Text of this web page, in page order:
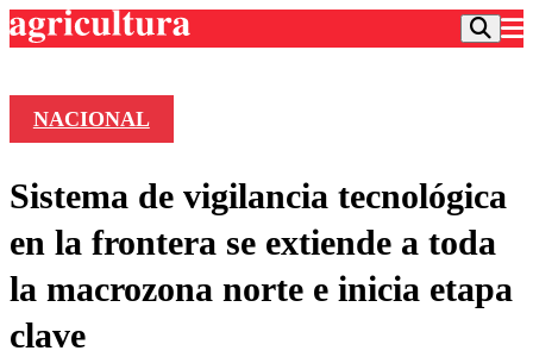
Frecuencias
Agricultura TV
Deportes
Colo Colo
Entretención
NACIONAL
Sistema de vigilancia tecnológica
en la frontera se extiende a toda
la macrozona norte e inicia etapa
clave